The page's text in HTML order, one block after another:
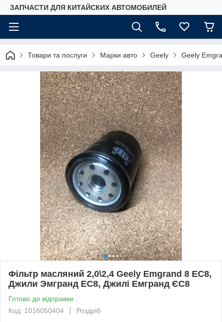
ЗАПЧАСТИ ДЛЯ КИТАЙСКИХ АВТОМОБИЛЕЙ
Товари та послуги Марки авто Geely Geely
Фільтр масляний 2,0\2,4 Geely Emgrand 8 EC8,
Джили Эмгранд ЕС8, Джилі Емгранд ЄС8
Готово до відправки
Код: 1016050404
Роздріб